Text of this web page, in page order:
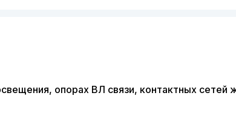
опорах ВЛ связи, контактных сетей